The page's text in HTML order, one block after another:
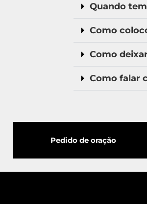
Quando
Como
Como
Como falar
Pedido de oração